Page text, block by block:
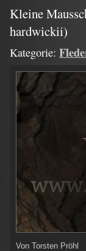
Kleine
hardwickii)
Kategorie:
Von Torsten Pröhl